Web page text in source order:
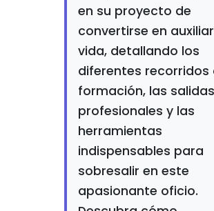
en su proyecto de
convertirse en
vida, detallando los
diferentes recorridos
formación, las salidas
profesionales y las
herramientas
indispensables para
sobresalir en este
apasionante oficio.